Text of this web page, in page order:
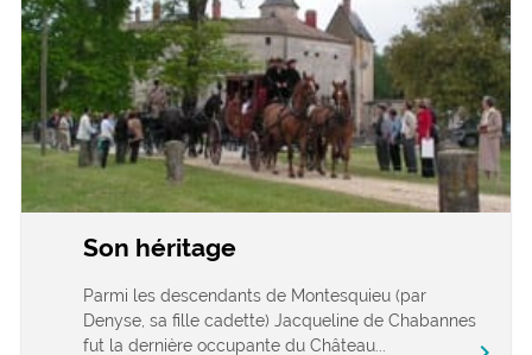
Son héritage
Parmi les descendants de Montesquieu (par
Denyse, sa fille cadette) Jacqueline de Chabannes
fut la dernière occupante du Château...